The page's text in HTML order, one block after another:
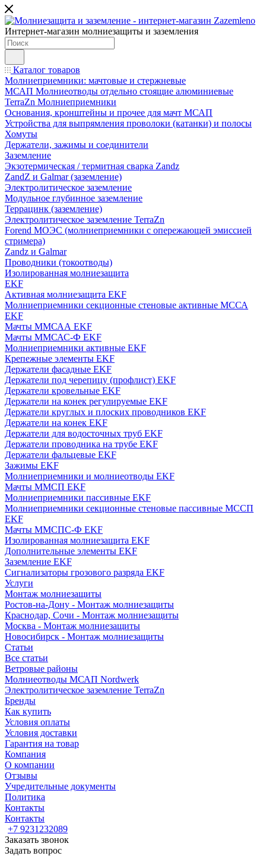
Интернет-магазин молниезащиты и заземления
Каталог товаров
Молниеприемники: мачтовые и стержневые
МСАП Молниеотводы отдельно стоящие алюминиевые
TerraZn Молниеприемники
Основания, кронштейны и прочее для мачт МСАП
Устройства для выпрямления проволоки (катанки) и полосы
Хомуты
Держатели, зажимы и соединители
Заземление
Экзотермическая / термитная сварка Zandz
ZandZ и Galmar (заземление)
Электролитическое заземление
Модульное глубинное заземление
Террацинк (заземление)
Электролитическое заземление TerraZn
Forend МОЭС (молниеприемники с опережающей эмиссией
стримера)
Zandz и Galmar
Проводники (токоотводы)
Изолированная молниезащита
EKF
Активная молниезащита EKF
Молниеприемники секционные стеновые активные МССА
EKF
Мачты ММСАА EKF
Мачты ММСАС-Ф EKF
Молниеприемники активные EKF
Крепежные элементы EKF
Держатели фасадные EKF
Держатели под черепицу (профлист) EKF
Держатели кровельные EKF
Держатели на конек регулируемые EKF
Держатели круглых и плоских проводников EKF
Держатели на конек EKF
Держатели для водосточных труб EKF
Держатели проводника на трубе EKF
Держатели фальцевые EKF
Зажимы EKF
Молниеприемники и молниеотводы EKF
Мачты ММСП EKF
Молниеприемники пассивные EKF
Молниеприемники секционные стеновые пассивные МССП
EKF
Мачты ММСПС-Ф EKF
Изолированная молниезащита EKF
Дополнительные элементы EKF
Заземление EKF
Сигнализаторы грозового разряда EKF
Услуги
Монтаж молниезащиты
Ростов-на-Дону - Монтаж молниезащиты
Краснодар, Сочи - Монтаж молниезащиты
Москва - Монтаж молниезащиты
Новосибирск - Монтаж молниезащиты
Статьи
Все статьи
Ветровые районы
Молниеотводы МСАП Nordwerk
Электролитическое заземление TerraZn
Бренды
Как купить
Условия оплаты
Условия доставки
Гарантия на товар
Компания
О компании
Отзывы
Учредительные документы
Политика
Контакты
Контакты
+7 9231232089
Заказать звонок
Задать вопрос